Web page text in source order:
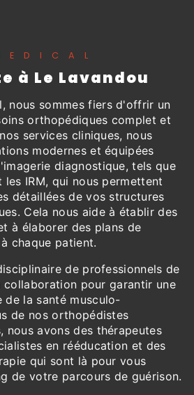
à Le Lavandou
nous sommes fiers d'offrir un
orthopédiques complet et
services cliniques, nous
modernes et équipées
diagnostique, tels que
IRM, qui nous permettent
détaillées de vos structures
Cela nous aide à établir des
à élaborer des plans de
chaque patient.
de professionnels de
collaboration pour garantir une
de la santé musculo-
de nos orthopédistes
nous avons des thérapeutes
en rééducation et des
qui sont là pour vous
de votre parcours de guérison.